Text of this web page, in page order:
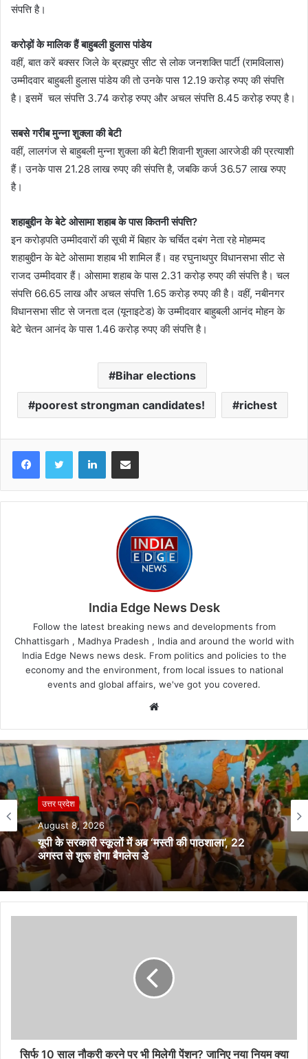
संपत्ति है।
करोड़ों के मालिक हैं बाहुबली हुलास पांडेय
वहीं, बात करें बक्सर जिले के ब्रह्मपुर सीट से लोक जनशक्ति पार्टी (रामविलास)
उम्मीदवार बाहुबली हुलास पांडेय की तो उनके पास 12.19 करोड़ रुपए की संपत्ति
है। इसमें चल संपत्ति 3.74 करोड़ रुपए और अचल संपत्ति 8.45 करोड़ रुपए है।
सबसे गरीब मुन्ना शुक्ला की बेटी
वहीं, लालगंज से बाहुबली मुन्ना शुक्ला की बेटी शिवानी शुक्ला आरजेडी की प्रत्याशी
हैं। उनके पास 21.28 लाख रुपए की संपत्ति है, जबकि कर्ज 36.57 लाख रुपए
है।
शहाबुद्दीन के बेटे ओसामा शहाब के पास कितनी संपत्ति?
इन करोड़पति उम्मीदवारों की सूची में बिहार के चर्चित दबंग नेता रहे मोहम्मद
शहाबुद्दीन के बेटे ओसामा शहाब भी शामिल हैं। वह रघुनाथपुर विधानसभा सीट से
राजद उम्मीदवार हैं। ओसामा शहाब के पास 2.31 करोड़ रुपए की संपत्ति है। चल
संपत्ति 66.65 लाख और अचल संपत्ति 1.65 करोड़ रुपए की है। वहीं, नबीनगर
विधानसभा सीट से जनता दल (यूनाइटेड) के उम्मीदवार बाहुबली आनंद मोहन के
बेटे चेतन आनंद के पास 1.46 करोड़ रुपए की संपत्ति है।
Bihar elections
poorest strongman candidates! richest
LinkedInShare via Email
India Edge News Desk
Follow the latest breaking news and developments from
Chhattisgarh , Madhya Pradesh , India and around the world with
India Edge News news desk. From politics and policies to the
economy and the environment, from local issues to national
events and global affairs, we've got you covered.
Website
उत्तर प्रदेश
August 8, 2026
यूपी के सरकारी स्कूलों में अब ‘मस्ती की पाठशाला’, 22
अगस्त से शुरू होगा बैगलेस डे
बिहार
August 8, 2026
सिर्फ 10 साल नौकरी करने पर भी मिलेगी पेंशन? जानिए नया नियम क्या